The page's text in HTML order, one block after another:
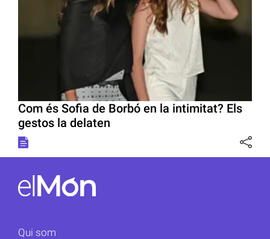
Com és Sofia de Borbó en la intimitat? Els
gestos la delaten
Qui som